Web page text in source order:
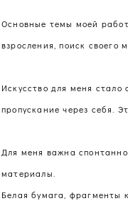
Основные темы моей
взросления, поиск своего
Искусство для меня
пропускание через себя.
Для меня важна
материалы.
Белая бумага, фрагменты